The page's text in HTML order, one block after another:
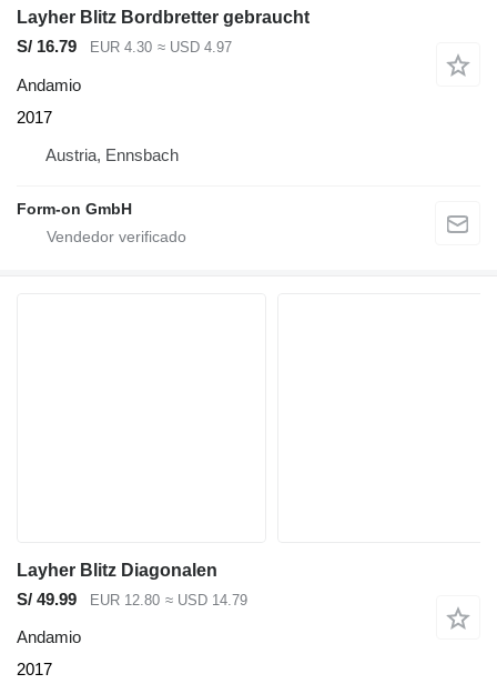
Layher Blitz Bordbretter gebraucht
S/ 16.79
EUR 4.30 ≈ USD 4.97
Andamio
2017
Austria, Ennsbach
Form-on GmbH
Layher Blitz Diagonalen
S/ 49.99
EUR 12.80 ≈ USD 14.79
Andamio
2017